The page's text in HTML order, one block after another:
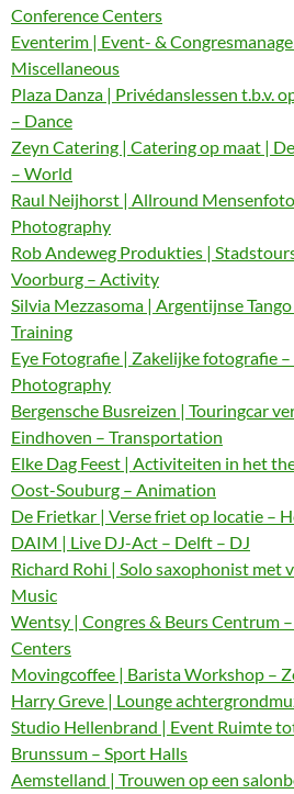
Conference Centers
Eventerim | Event- &
Miscellaneous
Plaza Danza | Privédanslessen t.b.v.
– Dance
Zeyn Catering | Catering op maat |
– World
Raul Neijhorst | Allround
Photography
Rob Andeweg Produkties |
Voorburg – Activity
Silvia Mezzasoma | Argentijnse
Training
Eye Fotografie | Zakelijke fotografie
Photography
Bergensche Busreizen | Touringcar
Eindhoven – Transportation
Elke Dag Feest | Activiteiten in het
Oost-Souburg – Animation
De Frietkar | Verse friet op locatie –
DAIM | Live DJ-Act – Delft – DJ
Richard Rohi | Solo saxophonist met
Music
Wentsy | Congres & Beurs Centrum
Centers
Movingcoffee | Barista Workshop –
Harry Greve | Lounge
Studio Hellenbrand | Event Ruimte
Brunssum – Sport Halls
Aemstelland | Trouwen op een